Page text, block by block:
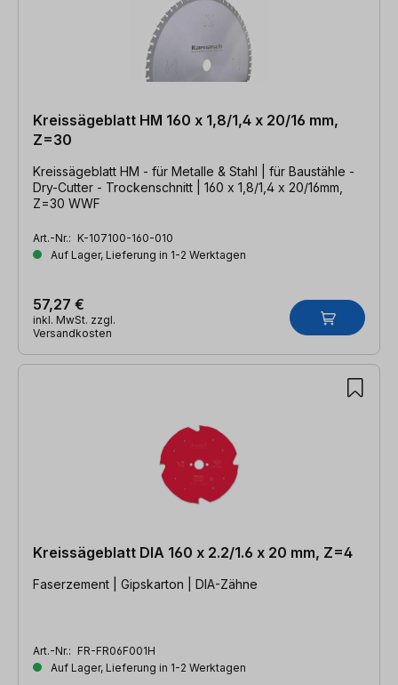
Kreissägeblatt HM 160 x 1,8/1,4 x 20/16 mm,
Z=30
Kreissägeblatt HM - für Metalle & Stahl | für Baustähle -
Dry-Cutter - Trockenschnitt | 160 x 1,8/1,4 x 20/16mm,
Z=30 WWF
Art.-Nr.: K-107100-160-010
Auf Lager, Lieferung in 1-2 Werktagen
57,27 €
inkl. MwSt. zzgl.
Versandkosten
Kreissägeblatt DIA 160 x 2.2/1.6 x 20 mm, Z=4
Faserzement | Gipskarton | DIA-Zähne
Art.-Nr.: FR-FR06F001H
Auf Lager, Lieferung in 1-2 Werktagen